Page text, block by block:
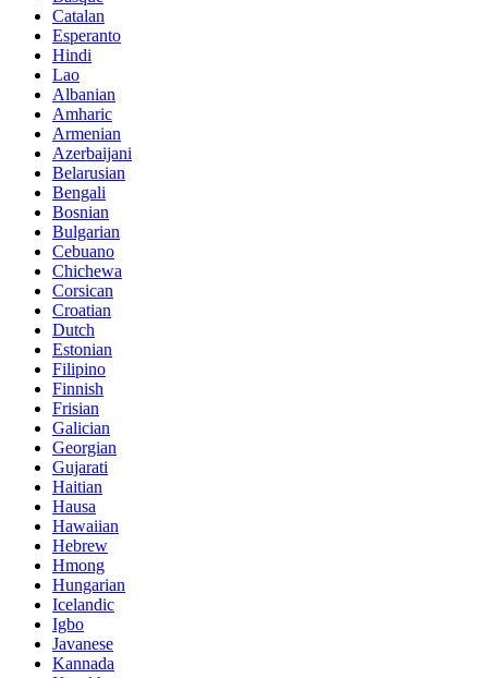
Catalan
Esperanto
Hindi
Lao
Albanian
Amharic
Armenian
Azerbaijani
Belarusian
Bengali
Bosnian
Bulgarian
Cebuano
Chichewa
Corsican
Croatian
Dutch
Estonian
Filipino
Finnish
Frisian
Galician
Georgian
Gujarati
Haitian
Hausa
Hawaiian
Hebrew
Hmong
Hungarian
Icelandic
Igbo
Javanese
Kannada